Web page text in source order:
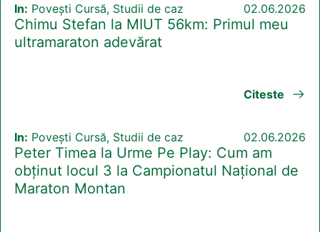
In: Povești Cursă, Studii de caz 02.06.2026
Chimu Stefan la MIUT 56km: Primul meu
ultramaraton adevărat
Citeste
In: Povești Cursă, Studii de caz 02.06.2026
Peter Timea la Urme Pe Play: Cum am
obținut locul 3 la Campionatul Național de
Maraton Montan